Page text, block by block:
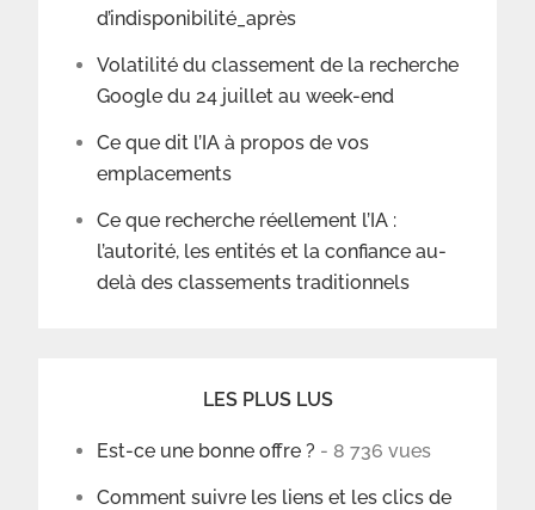
d’indisponibilité_après
Volatilité du classement de la recherche
Google du 24 juillet au week-end
Ce que dit l’IA à propos de vos
emplacements
Ce que recherche réellement l’IA :
l’autorité, les entités et la confiance au-
delà des classements traditionnels
LES PLUS LUS
Est-ce une bonne offre ? - 8 736 vues
Comment suivre les liens et les clics de